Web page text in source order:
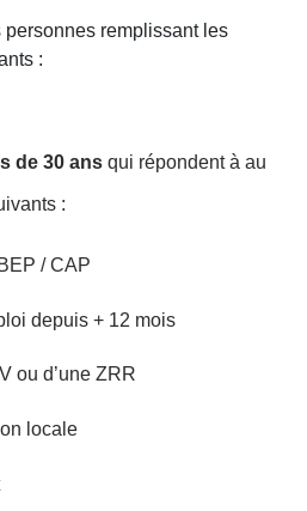
remplissant les
:
de 30 ansqui répondent à au
:
/ CAP
depuis + 12 mois
ou d’une ZRR
locale